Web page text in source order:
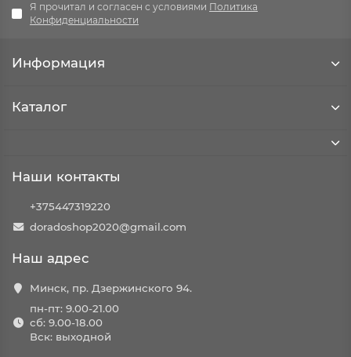
Я прочитал и согласен с условиями Политика
Конфиденциальности
Информация
Каталог
Наши контакты
+375447319220
doradoshop2020@gmail.com
Наш адрес
Минск, пр. Дзержинского 94.
пн-пт: 9.00-21.00
сб: 9.00-18.00
Вск: выходной